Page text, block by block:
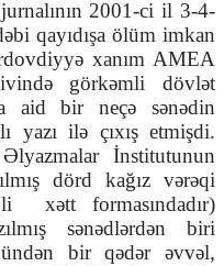
2001-ci il 3-4-
qayıdışa ölüm imkan
xanım AMEA
görkəmli dövlət
aid bir neçə sənədin
yazı ilə çıxış etmişdi.
İnstitutunun
dörd kağız vərəqi
xətt formasındadır)
sənədlərdən biri
bir qədər əvvəl,